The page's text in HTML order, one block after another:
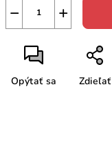
+
−
Opýtať sa Zdieľať